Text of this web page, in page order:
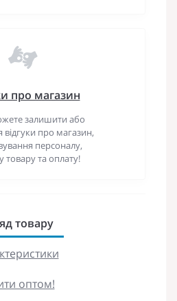
про магазин
залишити або
відгуки про магазин,
персоналу,
товару та оплату!
товару
оптом!